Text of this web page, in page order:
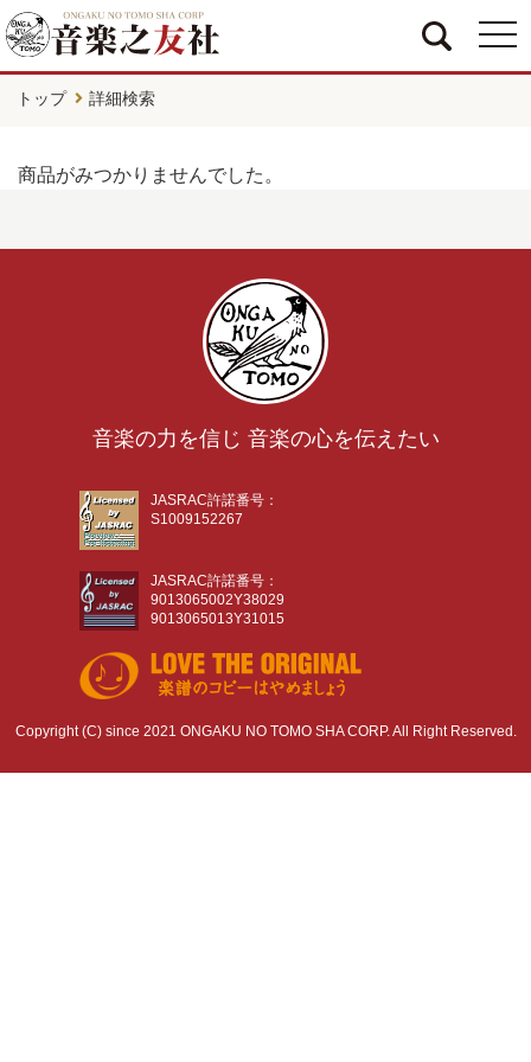
トップ 詳細検索
商品がみつかりませんでした。
音楽の力を信じ 音楽の心を伝えたい
JASRAC許諾番号：
S1009152267
JASRAC許諾番号：
9013065002Y38029
9013065013Y31015
Copyright (C) since 2021 ONGAKU NO TOMO SHA CORP. All Right Reserved.